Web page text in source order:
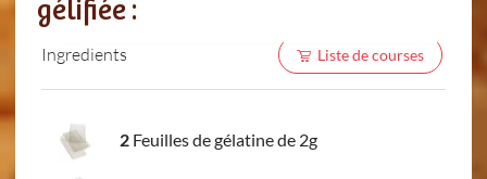
gélifiée :
Ingredients Liste de courses
2 Feuilles de gélatine de 2g